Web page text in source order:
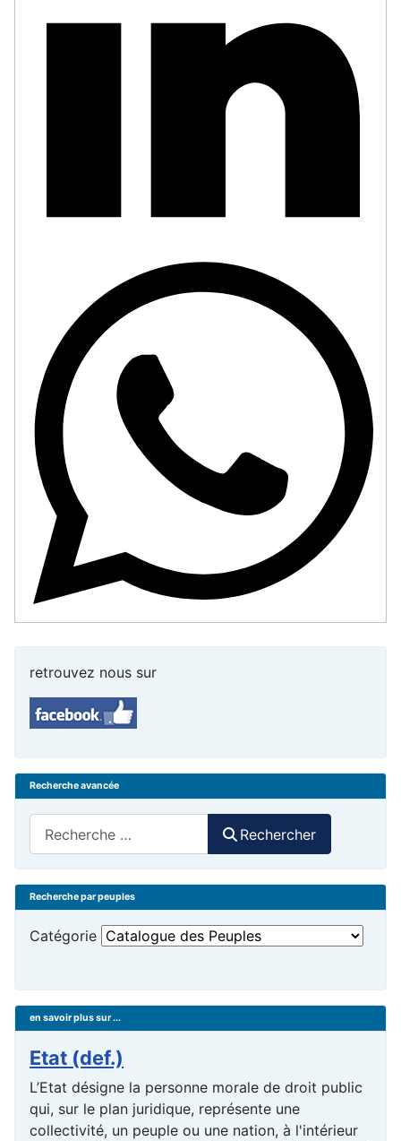
retrouvez nous sur
Recherche avancée
Rechercher
Recherche par peuples
Catégorie
en savoir plus sur ...
Etat (def.)
L’Etat désigne la personne morale de droit public
qui, sur le plan juridique, représente une
collectivité, un peuple ou une nation, à l'intérieur